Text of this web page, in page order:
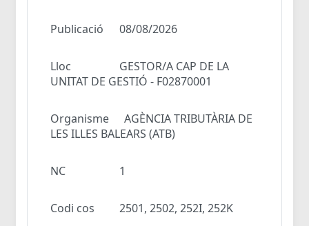
Publicació 08/08/2026
Lloc
GESTOR/A CAP DE LA
UNITAT DE GESTIÓ - F02870001
Organisme
AGÈNCIA TRIBUTÀRIA DE
LES ILLES BALEARS (ATB)
NC 1
Codi cos 2501, 2502, 252I, 252K